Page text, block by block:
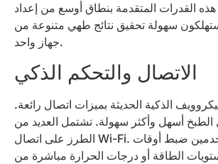
القدرات المتقدمة بنطاق أوسع من إعداد
سهولة تحقيق نتائج طهي متنوعة من
جهاز واحد.
الاتصال والتحكم الذكي
الذكية الحديثة بميزات اتصال رائعة.
الطبخ أسهل وأكثر سهولة. تشتمل العديد من
الطرز على اتصال Wi-Fi. يتيح ذلك للمستخدمين ضبط أوقات
الطاقة أو درجات الحرارة مباشرة من